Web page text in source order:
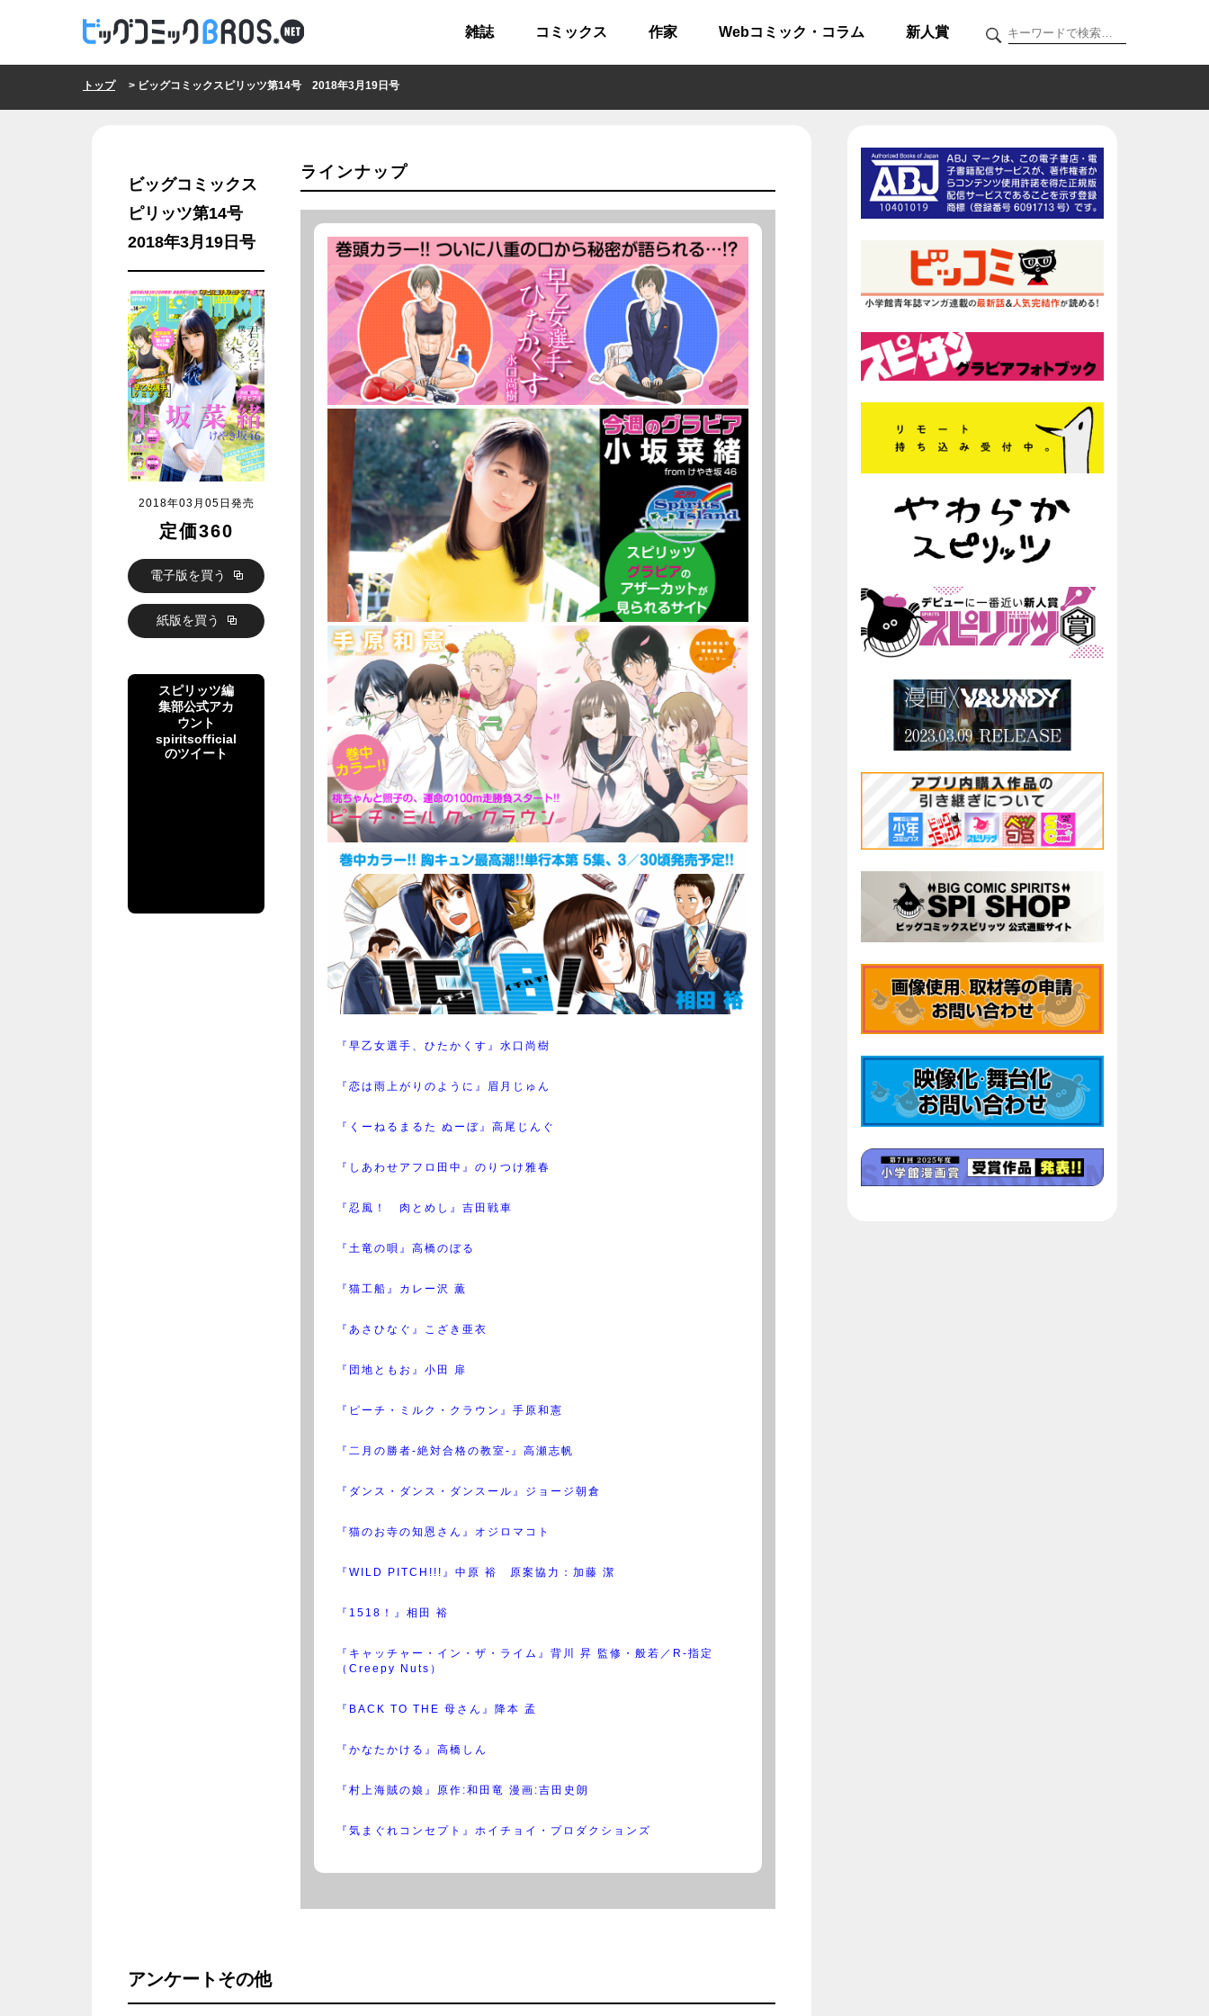
雑誌 コミックス 作家 Webコミック・コラム 新人賞
トップ> ビッグコミックスピリッツ第14号 2018年3月19日号
ビッグコミックス
ピリッツ第14号
2018年3月19日号
2018年03月05日発売
定価360
電子版を買う
紙版を買う
スピリッツ編
集部公式アカ
ウント
spiritsofficial
のツイート
ラインナップ
『早乙女選手、ひたかくす』水口尚樹
『恋は雨上がりのように』眉月じゅん
『くーねるまるた ぬーぼ』高尾じんぐ
『しあわせアフロ田中』のりつけ雅春
『忍風！ 肉とめし』吉田戦車
『土竜の唄』高橋のぼる
『猫工船』カレー沢 薫
『あさひなぐ』こざき亜衣
『団地ともお』小田 扉
『ピーチ・ミルク・クラウン』手原和憲
『二月の勝者-絶対合格の教室-』高瀬志帆
『ダンス・ダンス・ダンスール』ジョージ朝倉
『猫のお寺の知恩さん』オジロマコト
『WILD PITCH!!!』中原 裕 原案協力：加藤 潔
『1518！』相田 裕
『キャッチャー・イン・ザ・ライム』背川 昇 監修・般若／R-指定
（Creepy Nuts）
『BACK TO THE 母さん』降本 孟
『かなたかける』高橋しん
『村上海賊の娘』原作:和田竜 漫画:吉田史朗
『気まぐれコンセプト』ホイチョイ・プロダクションズ
アンケートその他